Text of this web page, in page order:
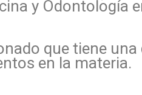
y Odontología
que tiene
en la materia.